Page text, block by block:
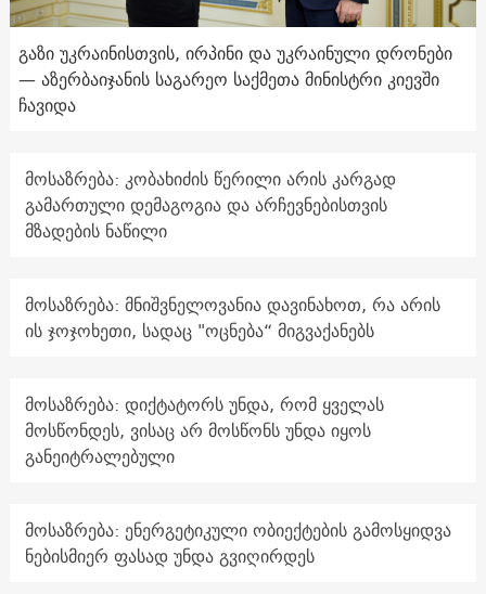
გაზი უკრაინისთვის, ირპინი და უკრაინული დრონები
— აზერბაიჯანის საგარეო საქმეთა მინისტრი კიევში
ჩავიდა
მოსაზრება: კობახიძის წერილი არის კარგად
გამართული დემაგოგია და არჩევნებისთვის
მზადების ნაწილი
მოსაზრება: მნიშვნელოვანია დავინახოთ, რა არის
ის ჯოჯოხეთი, სადაც "ოცნება“ მიგვაქანებს
მოსაზრება: დიქტატორს უნდა, რომ ყველას
მოსწონდეს, ვისაც არ მოსწონს უნდა იყოს
განეიტრალებული
მოსაზრება: ენერგეტიკული ობიექტების გამოსყიდვა
ნებისმიერ ფასად უნდა გვიღირდეს